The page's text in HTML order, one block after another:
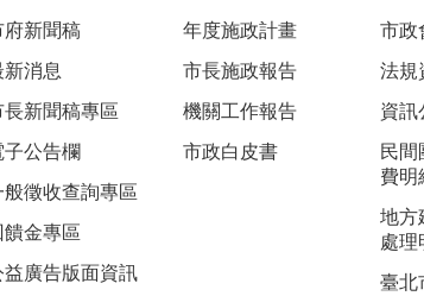
府新聞稿
新消息
長新聞稿專區
子公告欄
般徵收查詢專區
饋金專區
益廣告版面資訊
年度施政計畫
市長施政報告
機關工作報告
市政白皮書
市政
法規
資訊
民間
費明
地方
處理
臺北